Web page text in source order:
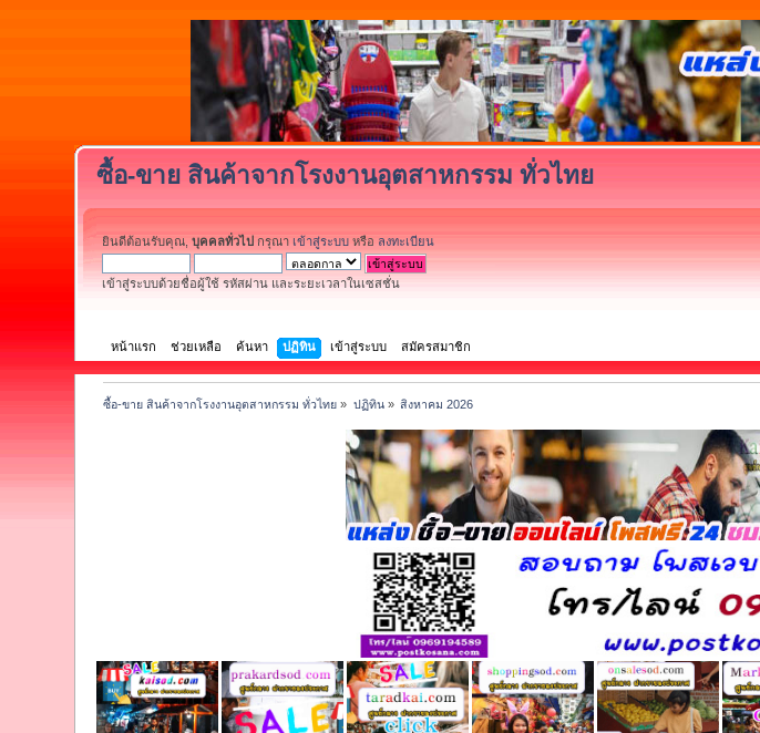
ซื้อ-ขาย สินค้าจากโรงงานอุตสาหกรรม ทั่วไทย
ยินดีต้อนรับคุณ,บุคคลทั่วไป กรุณา เข้าสู่ระบบ หรือ ลงทะเบียน
เข้าสู่ระบบด้วยชื่อผู้ใช้ รหัสผ่าน และระยะเวลาในเซสชั่น
หน้าแรก ช่วยเหลือ ค้นหา ปฏิทิน เข้าสู่ระบบ สมัครสมาชิก
ซื้อ-ขาย สินค้าจากโรงงานอุตสาหกรรม ทั่วไทย » ปฏิทิน» สิงหาคม 2026